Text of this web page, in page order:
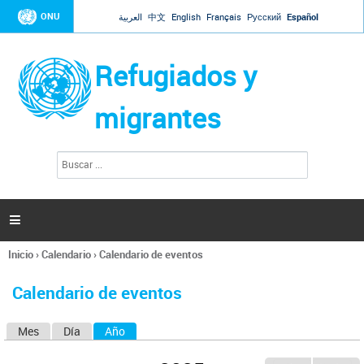
Jump to navigation
ONU العربية 中文 English Français Русский Español
Refugiados y
migrantes
l
s

Se
usted
Inicio›Calendario›Calendario de eventos
Calendario de eventos
Mes Día Año